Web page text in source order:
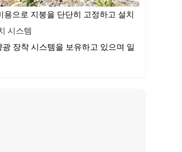
으로 지붕을 단단히 고정하고 설치
시스템
장착 시스템을 보유하고 있으며 일